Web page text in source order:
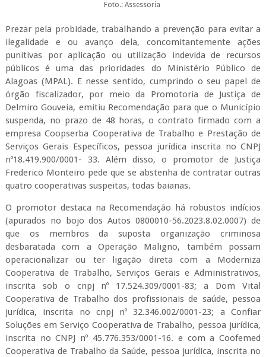
Foto.: Assessoria
Prezar pela probidade, trabalhando a prevenção para evitar a
ilegalidade e ou avanço dela, concomitantemente ações
punitivas por aplicação ou utilização indevida de recursos
públicos é uma das prioridades do Ministério Público de
Alagoas (MPAL). E nesse sentido, cumprindo o seu papel de
órgão fiscalizador, por meio da Promotoria de Justiça de
Delmiro Gouveia, emitiu Recomendação para que o Município
suspenda, no prazo de 48 horas, o contrato firmado com a
empresa Coopserba Cooperativa de Trabalho e Prestação de
Serviços Gerais Específicos, pessoa jurídica inscrita no CNPJ
nº18.419.900/0001- 33. Além disso, o promotor de Justiça
Frederico Monteiro pede que se abstenha de contratar outras
quatro cooperativas suspeitas, todas baianas.
O promotor destaca na Recomendação há robustos indícios
(apurados no bojo dos Autos 0800010-56.2023.8.02.0007) de
que os membros da suposta organização criminosa
desbaratada com a Operação Maligno, também possam
operacionalizar ou ter ligação direta com a Moderniza
Cooperativa de Trabalho, Serviços Gerais e Administrativos,
inscrita sob o cnpj nº 17.524.309/0001-83; a Dom Vital
Cooperativa de Trabalho dos profissionais de saúde, pessoa
jurídica, inscrita no cnpj nº 32.346.002/0001-23; a Confiar
Soluções em Serviço Cooperativa de Trabalho, pessoa jurídica,
inscrita no CNPJ nº 45.776.353/0001-16. e com a Coofemed
Cooperativa de Trabalho da Saúde, pessoa jurídica, inscrita no